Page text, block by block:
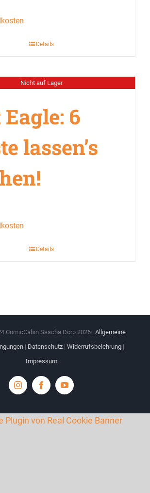
Details
Nicht auf Lager
6
lassen’s
Details
ComicCabin Sascha Dörp 2026 | Allgemeine
| Datenschutz| Widerrufsbelehrung|
Impressum
InstagramFacebookYouTube
Plugin von Real Cookie Banner